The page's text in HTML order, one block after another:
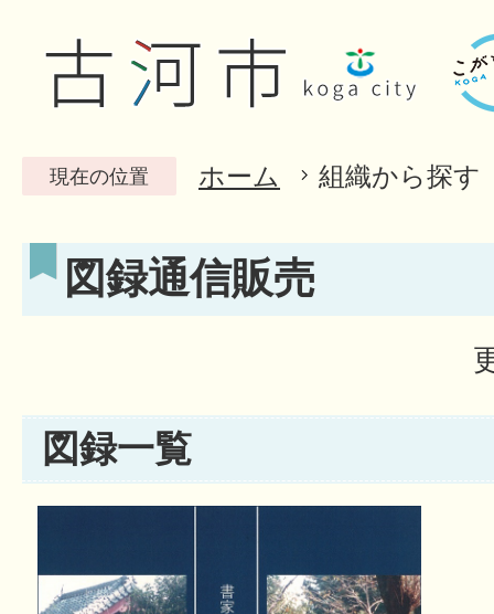
現在の位置 ホーム 組織から探す
図録通信販売
図録一覧